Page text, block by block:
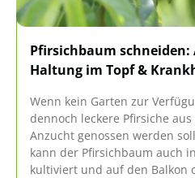
Pfirsichbaum
Haltung im Topf &
Wenn kein Garten zur
dennoch leckere Pfirsiche
Anzucht genossen werden
kann der Pfirsichbaum auch
kultiviert und auf den Balkon